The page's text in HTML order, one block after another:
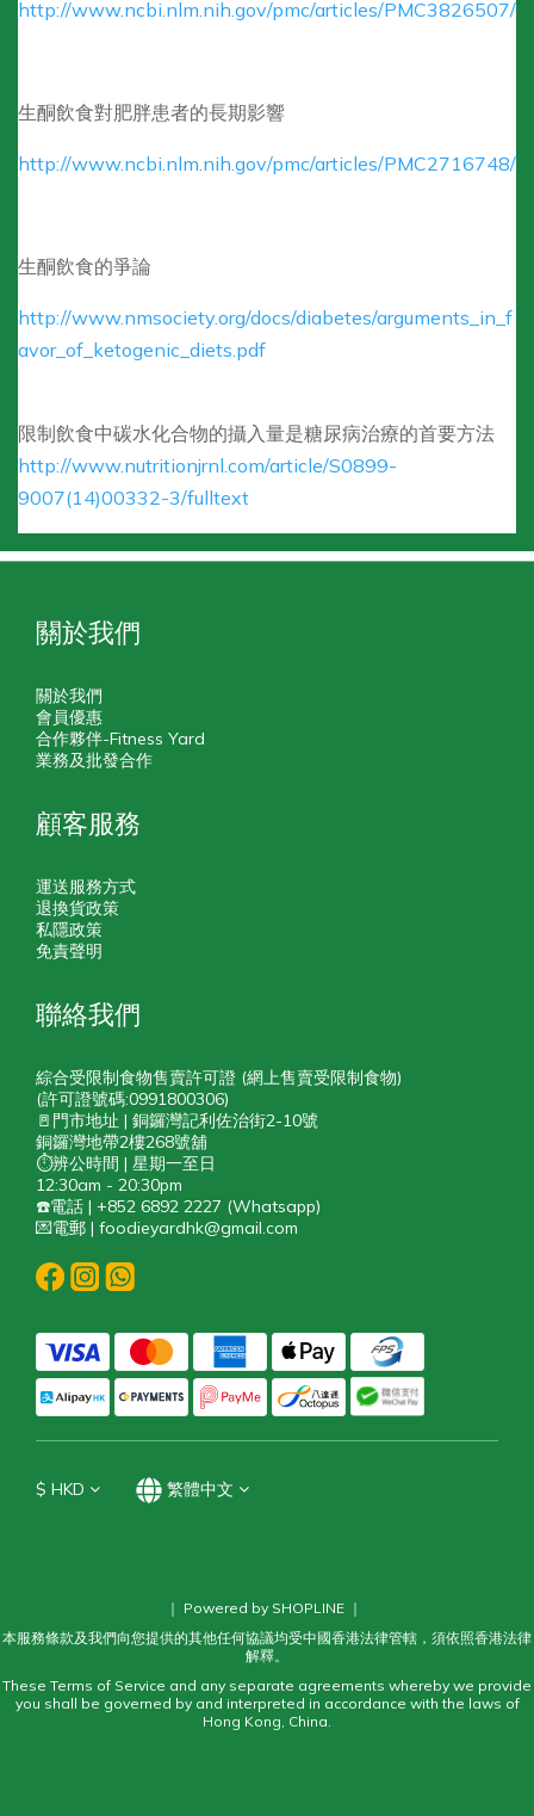
http://www.ncbi.nlm.nih.gov/pmc/articles/PMC3826507/
生酮飲食對肥胖患者的長期影響
http://www.ncbi.nlm.nih.gov/pmc/articles/PMC2716748/
生酮飲食的爭論
http://www.nmsociety.org/docs/diabetes/arguments_in_f
avor_of_ketogenic_diets.pdf
限制飲食中碳水化合物的攝入量是糖尿病治療的首要方法
http://www.nutritionjrnl.com/article/S0899-
9007(14)00332-3/fulltext
關於我們
關於我們
會員優惠
合作夥伴-Fitness Yard
業務及批發合作
顧客服務
運送服務方式
退換貨政策
私隱政策
免責聲明
聯絡我們
綜合受限制食物售賣許可證 (網上售賣受限制食物)
(許可證號碼:0991800306)
🚪門市地址 | 銅鑼灣記利佐治街2-10號
銅鑼灣地帶2樓268號舖
⏱️辨公時間 | 星期一至日
12:30am - 20:30pm
☎️電話 | +852 6892 2227 (Whatsapp)
💌電郵 | foodieyardhk@gmail.com
$ HKD 繁體中文
｜ Powered by SHOPLINE ｜
本服務條款及我們向您提供的其他任何協議均受中國香港法律管轄，須依照香港法律
解釋。
These Terms of Service and any separate agreements whereby we provide
you shall be governed by and interpreted in accordance with the laws of
Hong Kong, China.